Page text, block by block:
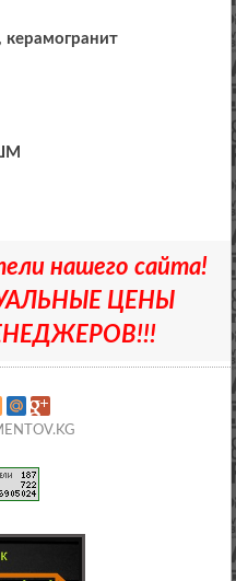
нашего сайта!
ЦЕНЫ